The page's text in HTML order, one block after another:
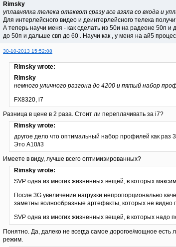
Rimsky
уплавнялка телека отаквот сразу все взяла со входа и
Для интерлейсного видео и деинтерлейсного телека
А теперь научи меня - как сделать из 50и на радеоне 50п
до 50п и дальше свп до 60 . Научи как , у меня на ай5
30-10-2013 15:52:08
Rimsky wrote:
Rimsky
немного уличного разгона до 4200 и пятый набор
FX8320, i7
Разница в цене в 2 раза. Стоит ли переплачивать за i7?
Rimsky wrote:
другое дело что оптимальный набор профилей как раз
Это А10/i3
Имеете в виду, лучше всего оптимизированных?
Rimsky wrote:
SVP одна из многих жизненных вещей, в которых
После 3G увеличение нагрузки непропорционально
заметны волнообразные артефакты, которых не видно
SVP одна из многих жизненных вещей, в которых надо
Понятно. Да, далеко не всегда самое дорогое/мощное есть
режим.